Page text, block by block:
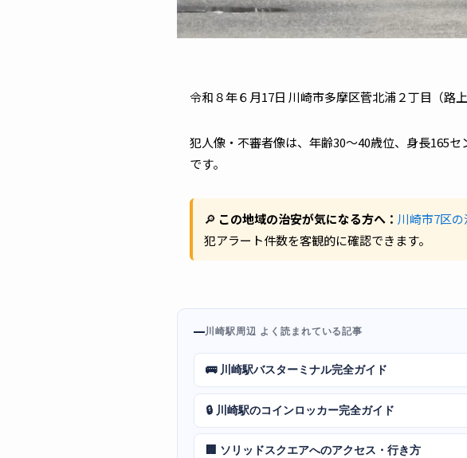
令和８年６月17日 川崎市多摩区菅北浦２丁目（路
犯人像・不審者像は、年齢30～40歳位、身長165
です。
🔎 この地域の治安が気になる方へ： 川崎市7区の
犯アラート件数を客観的に確認できます。
川崎駅周辺 よく読まれている記事
🚌 川崎駅バスターミナル完全ガイド
🔒 川崎駅のコインロッカー完全ガイド
🏢 ソリッドスクエアへのアクセス・行き方